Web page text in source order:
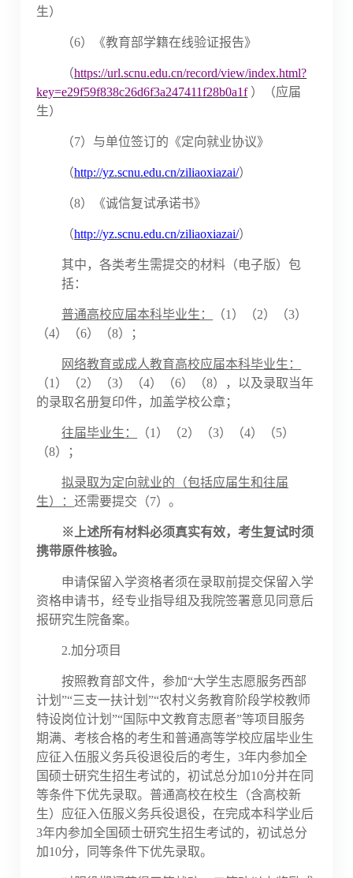
生）
（6） 《教育部学籍在线验证报告》
（https://url.scnu.edu.cn/record/view/index.html?
key=e29f59f838c26d6f3a247411f28b0a1f ）
（应届
生）
（7）与单位签订的《定向就业协议》
（http://yz.scnu.edu.cn/ziliaoxiazai/）
（8）《诚信复试承诺书》
（http://yz.scnu.edu.cn/ziliaoxiazai/）
其中，各类考生需提交的材料（电子版）包
括：
普通高校应届本科毕业生： （1 ）（2）（3）
（4）（6）
（8） ；
网络教育或成人教育高校应届本科毕业生：
（1 ）（2）（3）（4）（6） （8）
，以及录取当年
的录取名册复印件，加盖学校公章；
往届毕业生： （1 ）（2）（3）（4）（5）
（8） ；
拟录取为定向就业的（包括应届生和往届
生）：还需要提交（7）。
※ 上述所有材料必须真实有效，考生复试时须
携带原件核验。
申请保留入学资格者须在录取前提交保留入学
资格申请书，经专业指导组及我院签署意见同意后
报研究生院备案。
2.加分项目
按照教育部文件，参加“大学生志愿服务西部
计划”“三支一扶计划”“农村义务教育阶段学校教师
特设岗位计划”“国际中文教育志愿者”等项目服务
期满、考核合格的考生和普通高等学校应届毕业生
应征入伍服义务兵役退役后的考生，3年内参加全
国硕士研究生招生考试的，初试总分加10分并在同
等条件下优先录取。普通高校在校生（含高校新
生）应征入伍服义务兵役退役，在完成本科学业后
3年内参加全国硕士研究生招生考试的，初试总分
加10分，同等条件下优先录取。